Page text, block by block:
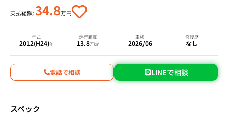
支払総額:34.8万円
年式
2012(H24)年
走行距離
13.8万km
車検
2026/06
修復歴
なし
電話で相談 LINEで相談
スペック